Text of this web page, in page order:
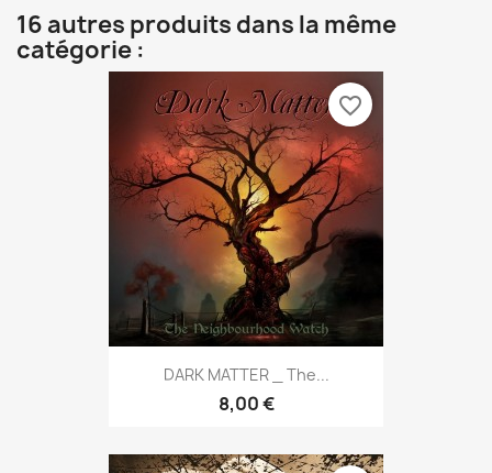
16 autres produits dans la même
catégorie :
DARK MATTER _ The...
8,00 €
favorite_border